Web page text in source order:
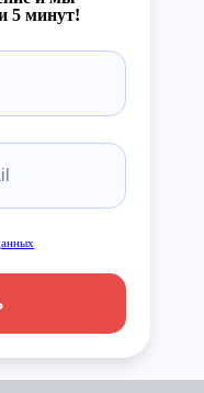
5 минут!